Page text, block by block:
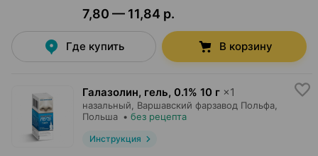
7,80 — 11,84 р.
Где купить В корзину
Галазолин, гель, 0.1% 10 г ×1
назальный, Варшавский фарзавод Польфа,
Польша • без рецепта
Инструкция